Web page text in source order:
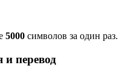
5000 символов за один раз.
перевод